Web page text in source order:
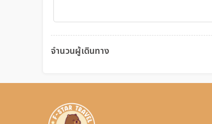
จำนวนผู้เดินทาง